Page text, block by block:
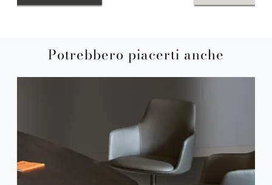
Potrebbero piacerti anche